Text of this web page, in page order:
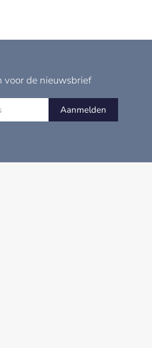
voor de nieuwsbrief
Aanmelden